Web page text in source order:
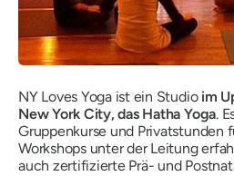
NY Loves Yoga ist ein Studio im
New York City, das Hatha Yoga.
Gruppenkurse und Privatstunden
Workshops unter der Leitung
auch zertifizierte Prä- und